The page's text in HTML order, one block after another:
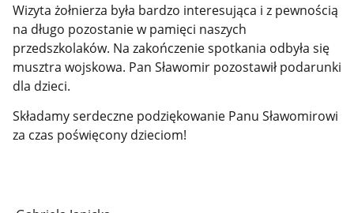
Wizyta żołnierza była bardzo interesująca i z pewnością
na długo pozostanie w pamięci naszych
przedszkolaków. Na zakończenie spotkania odbyła się
musztra wojskowa. Pan Sławomir pozostawił podarunki
dla dzieci.
Składamy serdeczne podziękowanie Panu Sławomirowi
za czas poświęcony dzieciom!